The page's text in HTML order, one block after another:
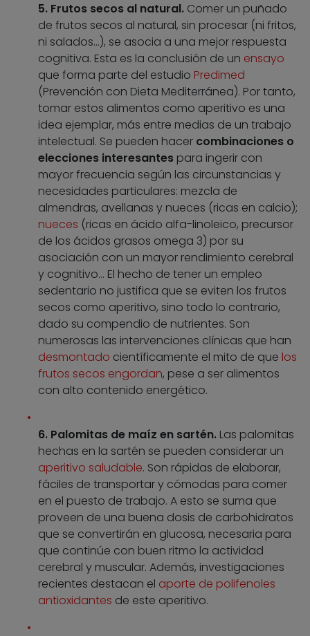
5. Frutos secos al natural. Comer un puñado
de frutos secos al natural, sin procesar (ni fritos,
ni salados…), se asocia a una mejor respuesta
cognitiva. Esta es la conclusión de un ensayo
que forma parte del estudio Predimed
(Prevención con Dieta Mediterránea). Por tanto,
tomar estos alimentos como aperitivo es una
idea ejemplar, más entre medias de un trabajo
intelectual. Se pueden hacer combinaciones o
elecciones interesantes para ingerir con
mayor frecuencia según las circunstancias y
necesidades particulares: mezcla de
almendras, avellanas y nueces (ricas en calcio);
nueces (ricas en ácido alfa-linoleico, precursor
de los ácidos grasos omega 3) por su
asociación con un mayor rendimiento cerebral
y cognitivo… El hecho de tener un empleo
sedentario no justifica que se eviten los frutos
secos como aperitivo, sino todo lo contrario,
dado su compendio de nutrientes. Son
numerosas las intervenciones clínicas que han
desmontado científicamente el mito de que los
frutos secos engordan, pese a ser alimentos
con alto contenido energético.
6. Palomitas de maíz en sartén. Las palomitas
hechas en la sartén se pueden considerar un
aperitivo saludable. Son rápidas de elaborar,
fáciles de transportar y cómodas para comer
en el puesto de trabajo. A esto se suma que
proveen de una buena dosis de carbohidratos
que se convertirán en glucosa, necesaria para
que continúe con buen ritmo la actividad
cerebral y muscular. Además, investigaciones
recientes destacan el aporte de polifenoles
antioxidantes de este aperitivo.